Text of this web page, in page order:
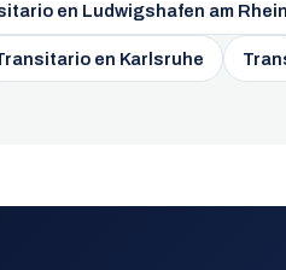
en Ludwigshafen am Rhein
en Karlsruhe